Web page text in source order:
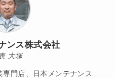
ンス株式会社
大塚
門店、日本メンテナンス